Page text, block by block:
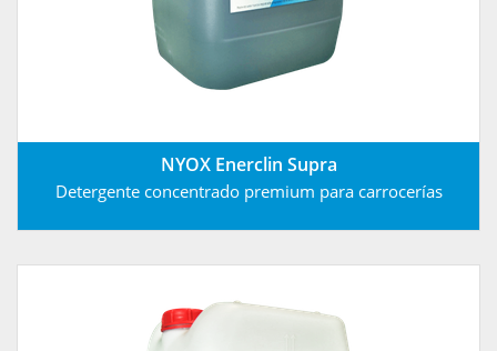
NYOX Enerclin Supra
Detergente concentrado premium para carrocerías